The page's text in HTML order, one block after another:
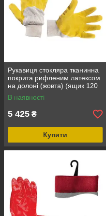
Рукавиця стокляра тканинна
покрита рифленим латексом
на долоні (жовта) (ящик 120
пар) INTERTOOL SP-0002W
В наявності
5 425 ₴
Купити